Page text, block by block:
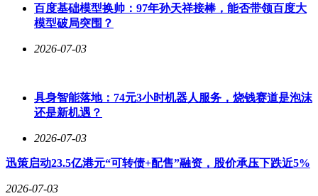
量精确到毫克。这种效率提升带来直接经济效益——生猪成活
率提高1.5%，单头利润增加19.6元。更显著的变化发生在管理
统还会主动提醒用药周期等容易忽视的细节。
识库的验证数据，员工发现错误可在24小时内修正。这种严谨
性源于养殖业的特殊性——用药失误可能导致百万级损失。目
就获得基层认可，从新手饲养员到资深兽医都成为活跃用户。
这场变革的辐射范围远不止于企业自身。牧原宣布将向全行业
百度基础模型换帅：97年孙天祥接棒，能否带领百度大
模型破局突围？
2026-07-03
具身智能落地：74元3小时机器人服务，烧钱赛道是泡沫
还是新机遇？
2026-07-03
迅策启动23.5亿港元“可转债+配售”融资，股价承压下跌近5%
2026-07-03